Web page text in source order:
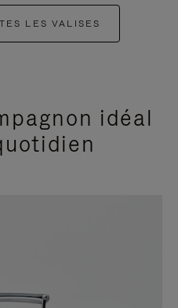
LES VALISES
idéal